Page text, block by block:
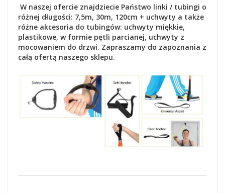
W naszej ofercie znajdziecie Państwo linki / tubingi o
różnej długości: 7,5m, 30m, 120cm + uchwyty a także
różne akcesoria do tubingów: uchwyty miękkie,
plastikowe, w formie pętli parcianej, uchwyty z
mocowaniem do drzwi. Zapraszamy do zapoznania z
całą ofertą naszego sklepu.